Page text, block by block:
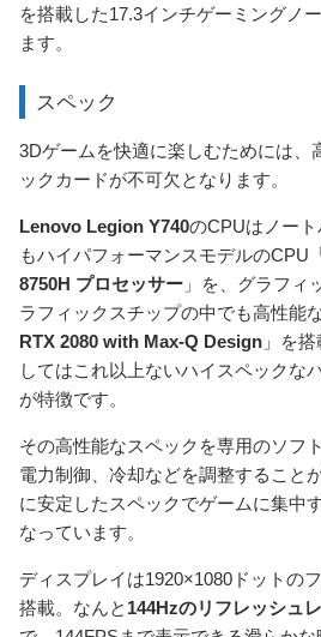
を搭載した17.3インチゲーミングノ
ます。
スペック
3Dゲームを快適に楽しむためには、
ックカードが不可欠となります。
Lenovo Legion Y740のCPUはノー
もハイパフォーマンスモデルのCPU「
8750H プロセッサー 」を、グラフィ
ラフィックスチップの中でも高性能
RTX 2080 with Max-Q Design 」を
してはこれ以上ないハイスペックな
が特徴です。
その高性能なスペックを専用のソフ
電力制御、冷却などを調整すること
に安定したスペックでゲームに集中
なっています。
ディスプレイは1920×1080ドットの
搭載。なんと 144Hzのリフレッシュ